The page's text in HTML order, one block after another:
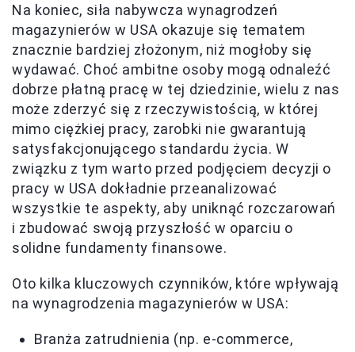
Na koniec, siła nabywcza wynagrodzeń
magazynierów w USA okazuje się tematem
znacznie bardziej złożonym, niż mogłoby się
wydawać. Choć ambitne osoby mogą odnaleźć
dobrze płatną pracę w tej dziedzinie, wielu z nas
może zderzyć się z rzeczywistością, w której
mimo ciężkiej pracy, zarobki nie gwarantują
satysfakcjonującego standardu życia. W
związku z tym warto przed podjęciem decyzji o
pracy w USA dokładnie przeanalizować
wszystkie te aspekty, aby uniknąć rozczarowań
i zbudować swoją przyszłość w oparciu o
solidne fundamenty finansowe.
Oto kilka kluczowych czynników, które wpływają
na wynagrodzenia magazynierów w USA:
Branża zatrudnienia (np. e-commerce,